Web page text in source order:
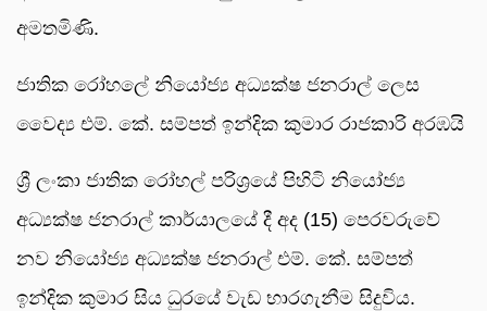
අමතමිණි.
ජාතික රෝහලේ නියෝජ්‍ය අධ්‍යක්ෂ ජනරාල් ලෙස
වෛද්‍ය එම්. කේ. සම්පත් ඉන්දික කුමාර රාජකාරි අරඹයි
ශ්‍රී ලංකා ජාතික රෝහල් පරිශ්‍රයේ පිහිටි නියෝජ්‍ය
අධ්‍යක්ෂ ජනරාල් කාර්යාලයේ දී අද (15) පෙරවරුවේ
නව නියෝජ්‍ය අධ්‍යක්ෂ ජනරාල් එම්. කේ. සම්පත්
ඉන්දික කුමාර සිය ධුරයේ වැඩ භාරගැනීම සිදුවිය.